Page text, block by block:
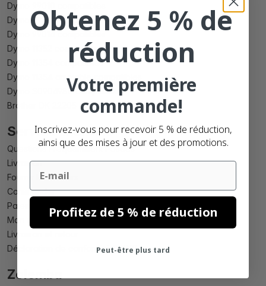
Dymo 99010 compatibles
Dymo 99012 compatibles
Dymo 99014 compatibles
Dymo 11352 compatibles
Dymo 11354 compatibles
Dymo 11354 amovible compatibles
Dymo S0904980 compatibles
Brother DK 22205 compatibles
Service clientèle
Questions Fréquemment Posées
Livraison
Fournir les fichiers
Commander
Paiement
Mon compte
Livraison et retour
Déclaration de conformité PPWR
Zolemba
Obtenez 5 % de
réduction
Votre première
commande!
Inscrivez-vous pour recevoir 5 % de réduction,
ainsi que des mises à jour et des promotions.
Email
Profitez de 5 % de réduction
Peut-être plus tard